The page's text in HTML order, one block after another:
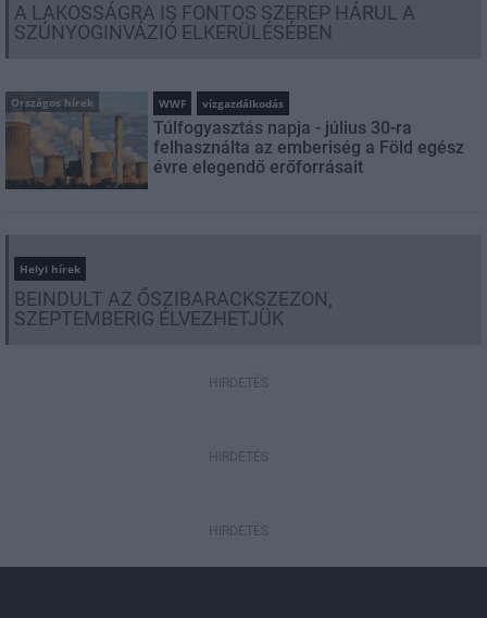
A LAKOSSÁGRA IS FONTOS SZEREP HÁRUL A
SZÚNYOGINVÁZIÓ ELKERÜLÉSÉBEN
Országos hírek WWF vízgazdálkodás
Túlfogyasztás napja - július 30-ra
felhasználta az emberiség a Föld egész
évre elegendő erőforrásait
Helyi hírek
BEINDULT AZ ŐSZIBARACKSZEZON,
SZEPTEMBERIG ÉLVEZHETJÜK
HIRDETÉS
HIRDETÉS
HIRDETÉS